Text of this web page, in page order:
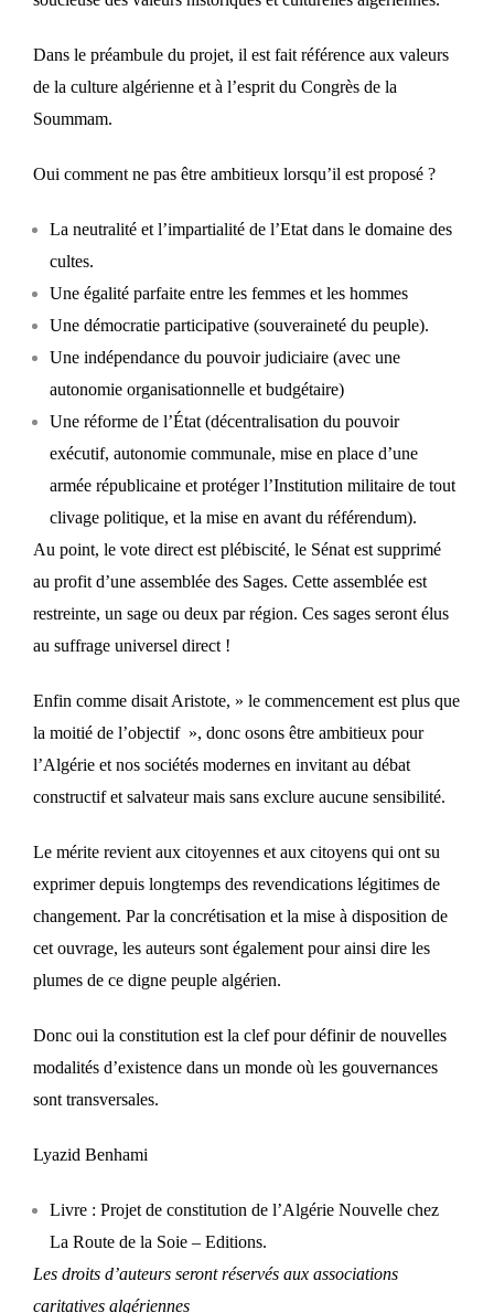
Dans le préambule du projet, il est fait référence aux valeurs
de la culture algérienne et à l’esprit du Congrès de la
Soummam.
Oui comment ne pas être ambitieux lorsqu’il est proposé ?
La neutralité et l’impartialité de l’Etat dans le domaine des
cultes.
Une égalité parfaite entre les femmes et les hommes
Une démocratie participative (souveraineté du peuple).
Une indépendance du pouvoir judiciaire (avec une
autonomie organisationnelle et budgétaire)
Une réforme de l’État (décentralisation du pouvoir
exécutif, autonomie communale, mise en place d’une
armée républicaine et protéger l’Institution militaire de tout
clivage politique, et la mise en avant du référendum).
Au point, le vote direct est plébiscité, le Sénat est supprimé
au profit d’une assemblée des Sages. Cette assemblée est
restreinte, un sage ou deux par région. Ces sages seront élus
au suffrage universel direct !
Enfin comme disait Aristote, » le commencement est plus que
la moitié de l’objectif », donc osons être ambitieux pour
l’Algérie et nos sociétés modernes en invitant au débat
constructif et salvateur mais sans exclure aucune sensibilité.
Le mérite revient aux citoyennes et aux citoyens qui ont su
exprimer depuis longtemps des revendications légitimes de
changement. Par la concrétisation et la mise à disposition de
cet ouvrage, les auteurs sont également pour ainsi dire les
plumes de ce digne peuple algérien.
Donc oui la constitution est la clef pour définir de nouvelles
modalités d’existence dans un monde où les gouvernances
sont transversales.
Lyazid Benhami
Livre : Projet de constitution de l’Algérie Nouvelle chez
La Route de la Soie – Editions.
Les droits d’auteurs seront réservés aux associations
caritatives algériennes